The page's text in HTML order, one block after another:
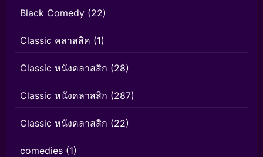
Black Comedy (22)
Classic คลาสสิค (1)
Classic หนังคลาสสิก (28)
Classic หนังคลาสสิก (287)
Classic หนังคลาสสิก (22)
comedies (1)